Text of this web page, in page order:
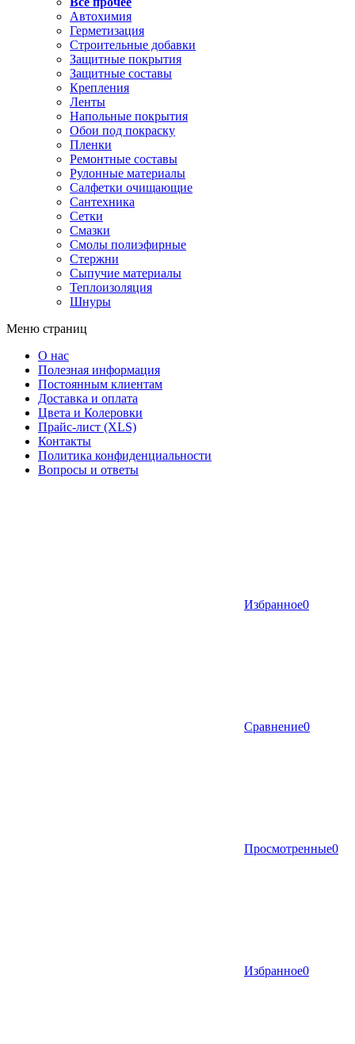
Автохимия
Герметизация
Строительные добавки
Защитные покрытия
Защитные составы
Крепления
Ленты
Напольные покрытия
Обои под покраску
Пленки
Ремонтные составы
Рулонные материалы
Салфетки очищающие
Сантехника
Сетки
Смазки
Смолы полиэфирные
Стержни
Сыпучие материалы
Теплоизоляция
Шнуры
Меню страниц
О нас
Полезная информация
Постоянным клиентам
Доставка и оплата
Цвета и Колеровки
Прайс-лист (XLS)
Контакты
Политика конфиденциальности
Вопросы и ответы
Избранное0
Сравнение0
Просмотренные0
Избранное0